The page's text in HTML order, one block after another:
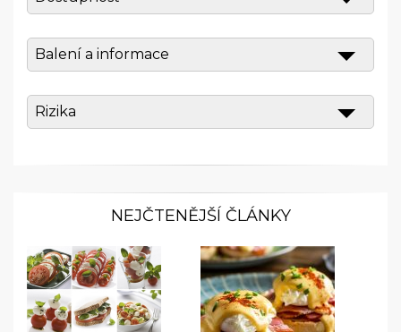
Balení a informace
Rizika
NEJČTENĚJŠÍ ČLÁNKY